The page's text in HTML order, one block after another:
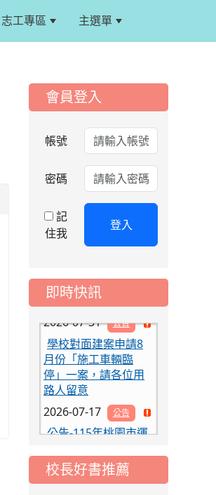
志工專區 主選單
::: 會員登入
帳號
密碼
記
住我
登入
即時快訊
2026-08-06
小游泳比賽楊梅區代
表選手服裝領取通知
2026-08-05
重要
115學年度課後照顧
服務班教師甄選簡章
2026-08-03
重要
公告
2026-07-31
公告
學校對面建案申請8
月份「施工車輛臨
停」一案，請各位用
路人留意
2026-07-17
公告-115年桃園市運
動會國小游泳比賽楊
比賽通知
2026-08-06
公告
校長好書推薦